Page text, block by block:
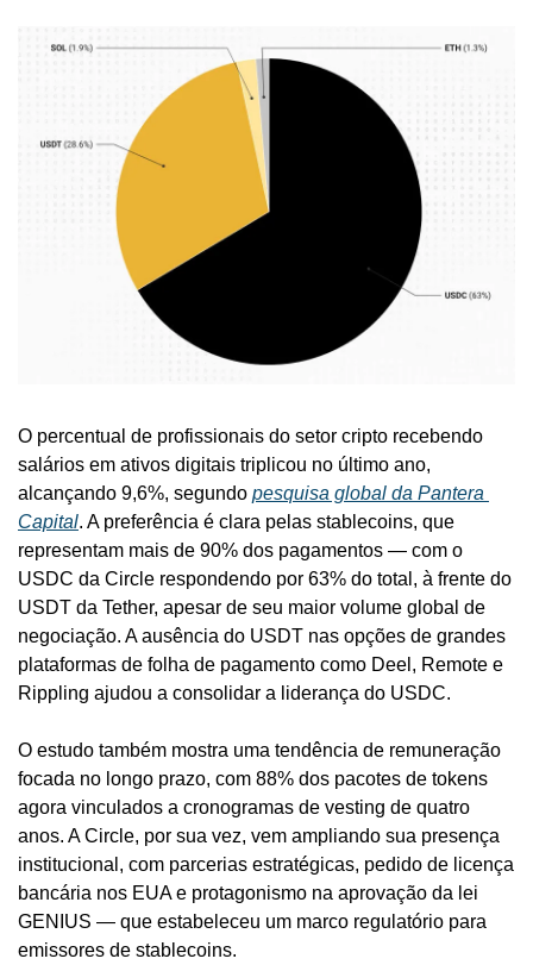
O percentual de profissionais do setor cripto recebendo
salários em ativos digitais triplicou no último ano,
alcançando 9,6%, segundo pesquisa global da Pantera
Capital. A preferência é clara pelas stablecoins, que
representam mais de 90% dos pagamentos — com o
USDC da Circle respondendo por 63% do total, à frente do
USDT da Tether, apesar de seu maior volume global de
negociação. A ausência do USDT nas opções de grandes
plataformas de folha de pagamento como Deel, Remote e
Rippling ajudou a consolidar a liderança do USDC.
O estudo também mostra uma tendência de remuneração
focada no longo prazo, com 88% dos pacotes de tokens
agora vinculados a cronogramas de vesting de quatro
anos. A Circle, por sua vez, vem ampliando sua presença
institucional, com parcerias estratégicas, pedido de licença
bancária nos EUA e protagonismo na aprovação da lei
GENIUS — que estabeleceu um marco regulatório para
emissores de stablecoins.